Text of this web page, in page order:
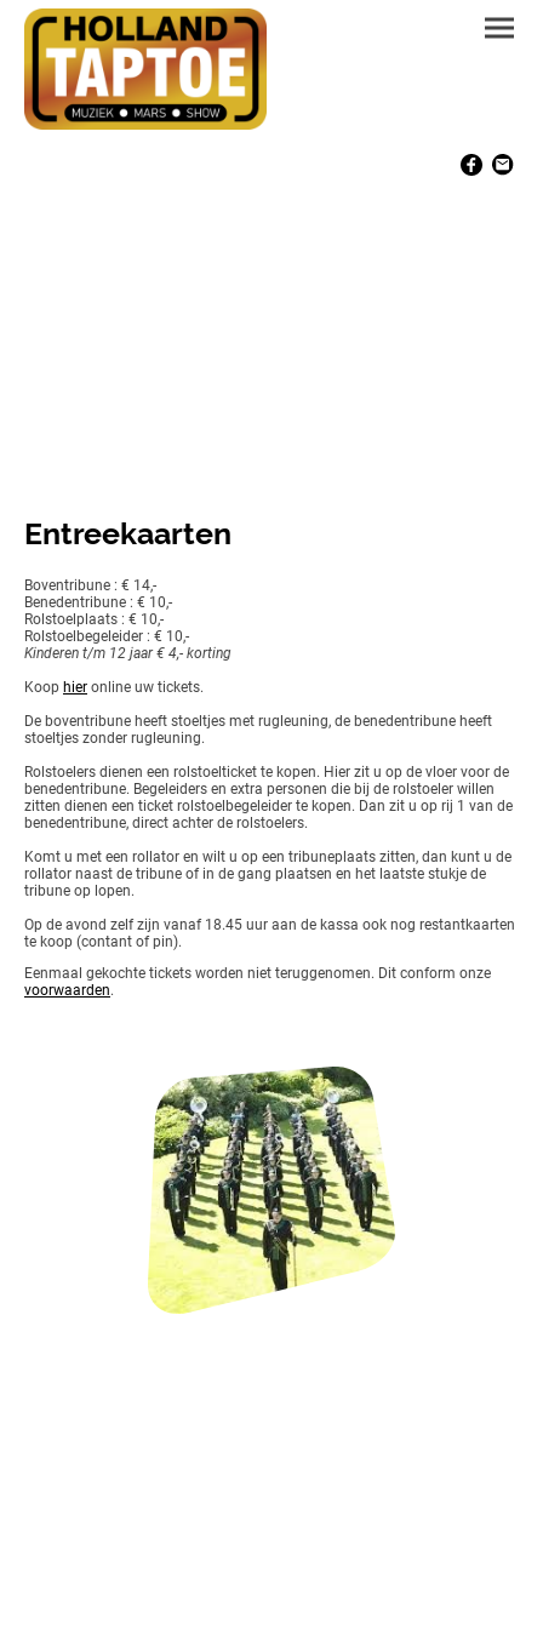
Entreekaarten
Boventribune : € 14,-
Benedentribune : € 10,-
Rolstoelplaats : € 10,-
Rolstoelbegeleider : € 10,-
Kinderen t/m 12 jaar € 4,- korting
Koop hier online uw tickets.
De boventribune heeft stoeltjes met rugleuning, de benedentribune heeft
stoeltjes zonder rugleuning.
Rolstoelers dienen een rolstoelticket te kopen. Hier zit u op de vloer voor de
benedentribune. Begeleiders en extra personen die bij de rolstoeler willen
zitten dienen een ticket rolstoelbegeleider te kopen. Dan zit u op rij 1 van de
benedentribune, direct achter de rolstoelers.
Komt u met een rollator en wilt u op een tribuneplaats zitten, dan kunt u de
rollator naast de tribune of in de gang plaatsen en het laatste stukje de
tribune op lopen.
Op de avond zelf zijn vanaf 18.45 uur aan de kassa ook nog restantkaarten
te koop (contant of pin).
Eenmaal gekochte tickets worden niet teruggenomen. Dit conform onze
voorwaarden.